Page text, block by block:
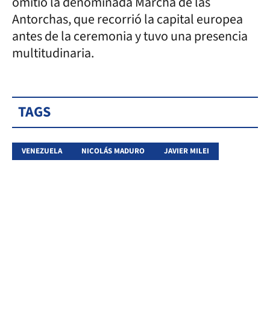
Antorchas, que recorrió la capital europea
antes de la ceremonia y tuvo una presencia
multitudinaria.
TAGS
VENEZUELA NICOLÁS MADURO JAVIER MILEI